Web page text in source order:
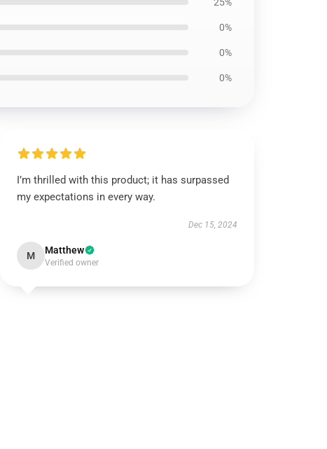
0%
0%
0%
I’m thrilled with this product; it has surpassed
my expectations in every way.
Dec 15, 2024
M Matthew
Verified owner